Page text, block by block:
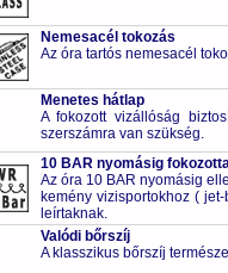
Nemesacél tokozás
Az óra tartós nemesacél
Menetes hátlap
A fokozott vizállóság
szerszámra van szükség.
10 BAR nyomásig
Az óra 10 BAR nyomásig
kemény vizisportokhoz (
leírtaknak.
Valódi bőrszíj
A klasszikus bőrszíj